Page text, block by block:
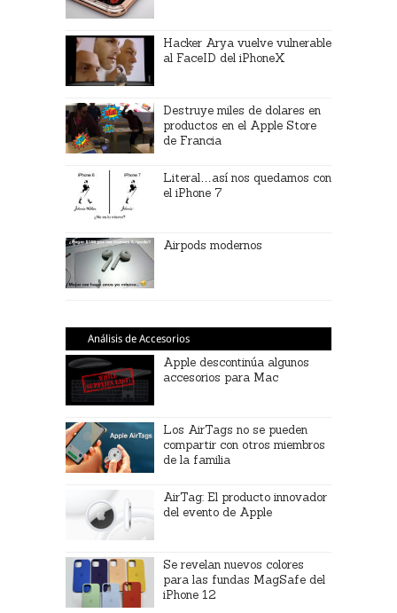
Hacker Arya vuelve vulnerable
al FaceID del iPhoneX
Destruye miles de dolares en
productos en el Apple Store
de Francia
Literal…así nos quedamos con
el iPhone 7
Airpods modernos
Análisis de Accesorios
Apple descontinúa algunos
accesorios para Mac
Los AirTags no se pueden
compartir con otros miembros
de la familia
AirTag: El producto innovador
del evento de Apple
Se revelan nuevos colores
para las fundas MagSafe del
iPhone 12